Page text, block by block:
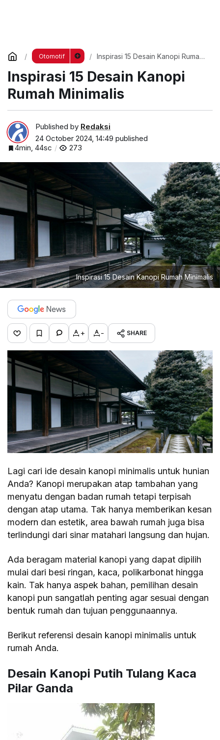
Otomotif
Inspirasi 15 Desain Kanopi Rumah
Inspirasi 15 Desain Kanopi
Rumah Minimalis
Published by Redaksi
24 October 2024, 14:49 published
4min, 44sc
273
Inspirasi 15 Desain Kanopi Rumah Minimalis
+ - SHARE
Lagi cari ide desain kanopi minimalis untuk hunian
Anda? Kanopi merupakan atap tambahan yang
menyatu dengan badan rumah tetapi terpisah
dengan atap utama. Tak hanya memberikan kesan
modern dan estetik, area bawah rumah juga bisa
terlindungi dari sinar matahari langsung dan hujan.
Ada beragam material kanopi yang dapat dipilih
mulai dari besi ringan, kaca, polikarbonat hingga
kain. Tak hanya aspek bahan, pemilihan desain
kanopi pun sangatlah penting agar sesuai dengan
bentuk rumah dan tujuan penggunaannya.
Berikut referensi desain kanopi minimalis untuk
rumah Anda.
Desain Kanopi Putih Tulang Kaca
Pilar Ganda